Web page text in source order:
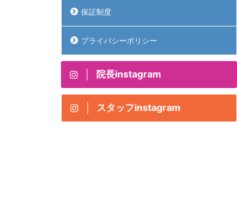
保証制度
プライバシーポリシー
院長instagram
スタッフinstagram